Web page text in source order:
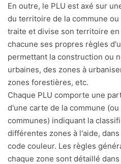
En outre, le PLU est axé sur
du territoire de la commune
traite et divise son territoire
chacune ses propres règles
permettant la construction ou
urbaines, des zones à
zones forestières, etc.
Chaque PLU comporte une
d'une carte de la commune
communes) indiquant la
différentes zones à l'aide,
code couleur. Les règles
chaque zone sont détaillé